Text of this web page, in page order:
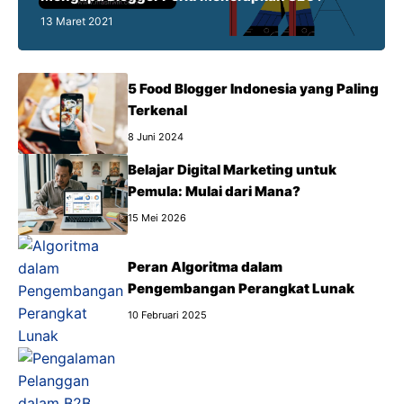
13 Maret 2021
5 Food Blogger Indonesia yang Paling
Terkenal
8 Juni 2024
Belajar Digital Marketing untuk
Pemula: Mulai dari Mana?
15 Mei 2026
Peran Algoritma dalam
Pengembangan Perangkat Lunak
10 Februari 2025